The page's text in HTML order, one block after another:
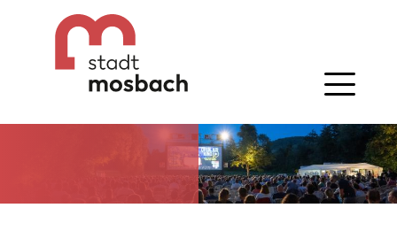
Gehe zum Navigationsbereich
Gehe zum Inhalt